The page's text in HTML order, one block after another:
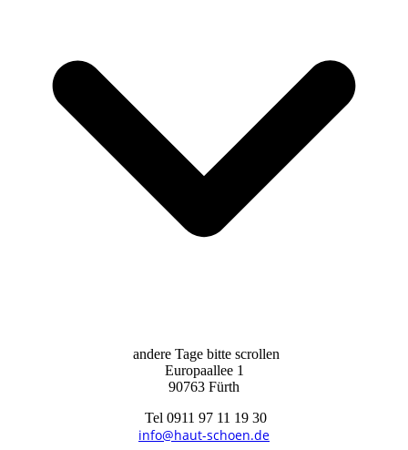
andere Tage bitte scrollen
Europaallee 1
90763 Fürth
Tel 0911 97 11 19 30
info@haut-schoen.de